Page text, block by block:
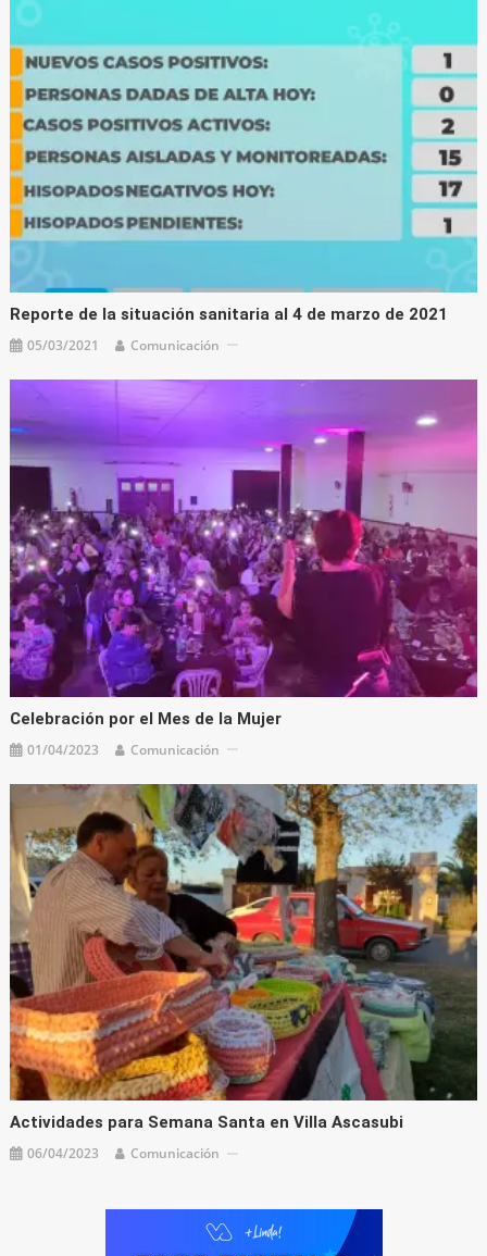
Reporte de la situación sanitaria al 4 de marzo de 2021
05/03/2021 Comunicación
Celebración por el Mes de la Mujer
01/04/2023 Comunicación
Actividades para Semana Santa en Villa Ascasubi
06/04/2023 Comunicación